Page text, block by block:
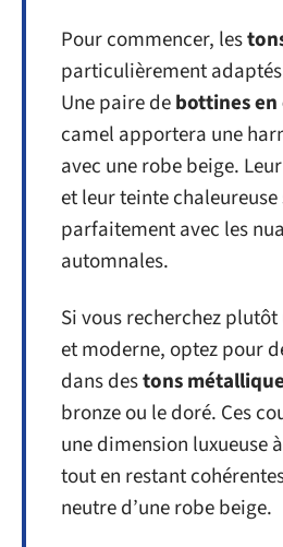
Pour commencer, les
particulièrement
Une paire debottines
camel apportera une
avec une robe beige.
et leur teinte
parfaitement avec les
automnales.
Si vous recherchez
et moderne, optez pour
dans destons
bronze ou le doré. Ces
une dimension luxueuse
tout en restant
neutre d’une robe beige.